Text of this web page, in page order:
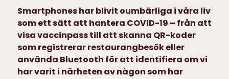
Smartphones har blivit oumbärliga i våra liv
som ett sätt att hantera COVID-19 – från att
visa vaccinpass till att skanna QR-koder
som registrerar restaurangbesök eller
använda Bluetooth för att identifiera om vi
har varit i närheten av någon som har